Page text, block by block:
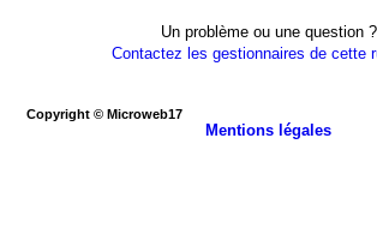
Un problème ou une question ?
Contactez les gestionnaires de cette
Copyright © Microweb17
Mentions légales